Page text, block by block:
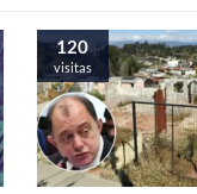
120
visitas